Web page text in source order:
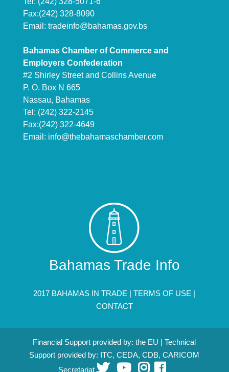
Fax:(242) 328-8090
Email: tradeinfo@bahamas.gov.bs
Bahamas Chamber of Commerce and
Employers Confederation
#2 Shirley Street and Collins Avenue
P. O. Box N 665
Nassau, Bahamas
Tel: (242) 322-2145
Fax:(242) 322-4649
Email: info@thebahamaschamber.com
Bahamas Trade Info
2017 BAHAMAS IN TRADE |TERMS OF USE |
CONTACT
Financial Support provided by: the EU | Technical
Support provided by: ITC, CEDA, CDB, CARICOM
Secretariat